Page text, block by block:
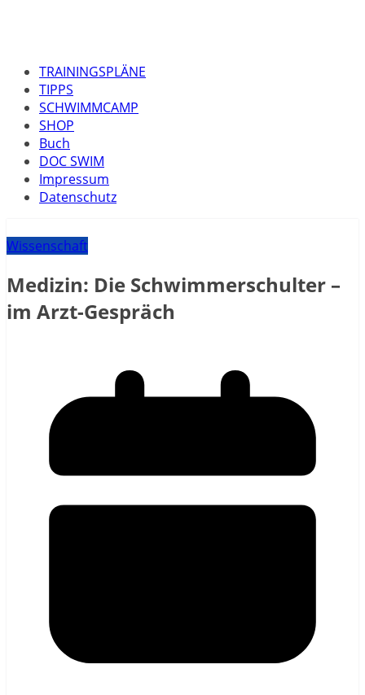
TRAININGSPLÄNE
TIPPS
SCHWIMMCAMP
SHOP
Buch
DOC SWIM
Impressum
Datenschutz
Wissenschaft
Medizin: Die Schwimmerschulter –
im Arzt-Gespräch